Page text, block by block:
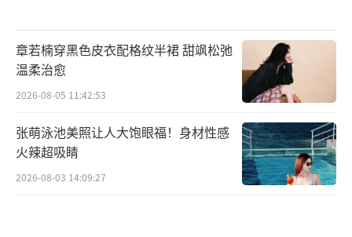
章若楠穿黑色皮衣配格纹半裙 甜飒松弛
温柔治愈
2026-08-05 11:42:53
张萌泳池美照让人大饱眼福！身材性感
火辣超吸睛
2026-08-03 14:09:27